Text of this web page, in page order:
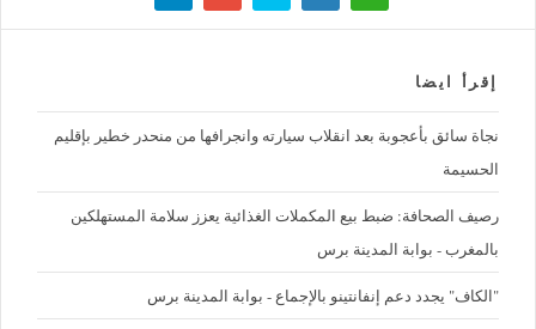
إقرأ ايضا
نجاة سائق بأعجوبة بعد انقلاب سيارته وانجرافها من منحدر خطير بإقليم
الحسيمة
رصيف الصحافة: ضبط بيع المكملات الغذائية يعزز سلامة المستهلكين
بالمغرب - بوابة المدينة برس
"الكاف" يجدد دعم إنفانتينو بالإجماع - بوابة المدينة برس